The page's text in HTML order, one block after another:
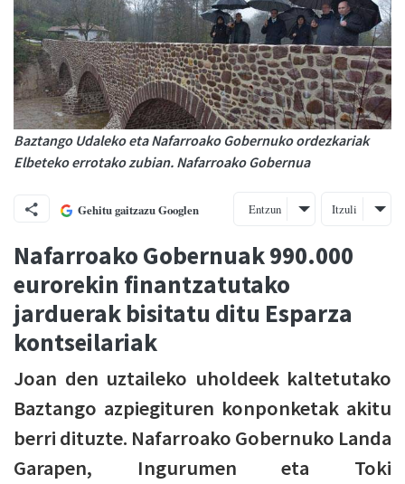
Baztango Udaleko eta Nafarroako Gobernuko ordezkariak
Elbeteko errotako zubian. Nafarroako Gobernua
Gehitu gaitzazu Googlen Entzun Itzuli
Nafarroako Gobernuak 990.000
eurorekin finantzatutako
jarduerak bisitatu ditu Esparza
kontseilariak
Joan den uztaileko uholdeek kaltetutako
Baztango azpiegituren konponketak akitu
berri dituzte. Nafarroako Gobernuko Landa
Garapen, Ingurumen eta Toki